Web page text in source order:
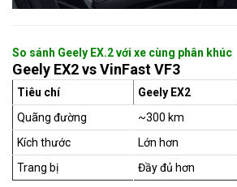
So sánh Geely EX.2 với xe cùng phân khúc
Geely EX2 vs VinFast VF3
Tiêu chí Geely EX2
Quãng đường
~300 km
Kích thước
Lớn hơn
Trang bị
Đầy đủ hơn